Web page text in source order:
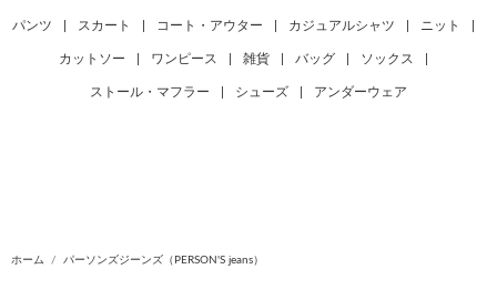
パンツ スカート コート・アウター カジュアルシャツ ニット
カットソー ワンピース 雑貨 バッグ ソックス
ストール・マフラー シューズ アンダーウェア
ホーム パーソンズジーンズ（PERSON'S jeans）